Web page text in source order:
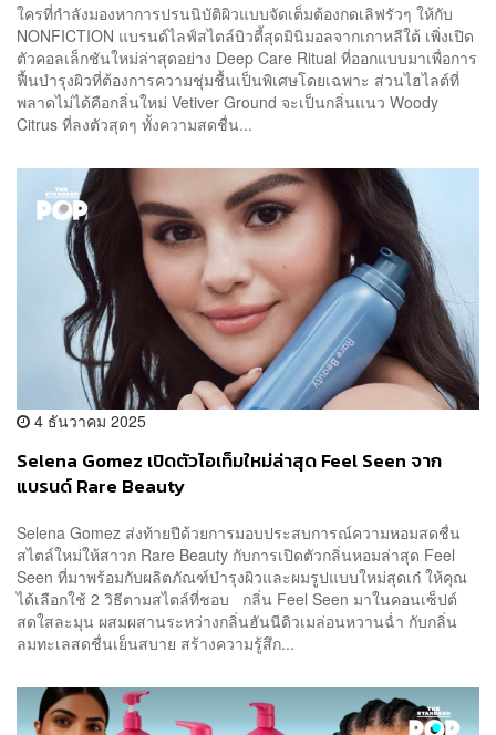
ใครที่กำลังมองหาการปรนนิบัติผิวแบบจัดเต็มต้องกดเลิฟรัวๆ ให้กับ
NONFICTION แบรนด์ไลฟ์สไตล์บิวตี้สุดมินิมอลจากเกาหลีใต้ เพิ่งเปิด
ตัวคอลเล็กชันใหม่ล่าสุดอย่าง Deep Care Ritual ที่ออกแบบมาเพื่อการ
ฟื้นบำรุงผิวที่ต้องการความชุ่มชื้นเป็นพิเศษโดยเฉพาะ ส่วนไฮไลต์ที่
พลาดไม่ได้คือกลิ่นใหม่ Vetiver Ground จะเป็นกลิ่นแนว Woody
Citrus ที่ลงตัวสุดๆ ทั้งความสดชื่น...
4 ธันวาคม 2025
Selena Gomez เปิดตัวไอเท็มใหม่ล่าสุด Feel Seen จาก
แบรนด์ Rare Beauty
Selena Gomez ส่งท้ายปีด้วยการมอบประสบการณ์ความหอมสดชื่น
สไตล์ใหม่ให้สาวก Rare Beauty กับการเปิดตัวกลิ่นหอมล่าสุด Feel
Seen ที่มาพร้อมกับผลิตภัณฑ์บำรุงผิวและผมรูปแบบใหม่สุดเก๋ ให้คุณ
ได้เลือกใช้ 2 วิธีตามสไตล์ที่ชอบ กลิ่น Feel Seen มาในคอนเซ็ปต์
สดใสละมุน ผสมผสานระหว่างกลิ่นฮันนีดิวเมล่อนหวานฉ่ำ กับกลิ่น
ลมทะเลสดชื่นเย็นสบาย สร้างความรู้สึก...